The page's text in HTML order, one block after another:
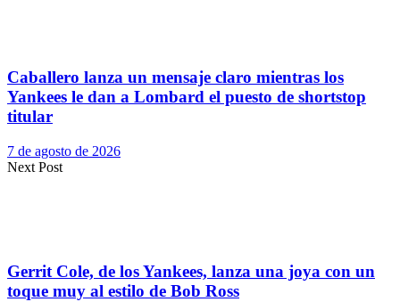
Caballero lanza un mensaje claro mientras los
Yankees le dan a Lombard el puesto de shortstop
titular
7 de agosto de 2026
Next Post
Gerrit Cole, de los Yankees, lanza una joya con un
toque muy al estilo de Bob Ross